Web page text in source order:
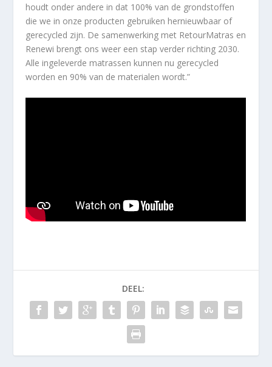
houdt onder andere in dat 100% van de grondstoffen
die we in onze producten gebruiken hernieuwbaar of
gerecycled zijn. De samenwerking met RetourMatras en
Renewi brengt ons weer een stap verder richting 2030.
Alle ingeleverde matrassen kunnen nu gerecycled
worden en 90% van de materialen wordt.”
DEEL: